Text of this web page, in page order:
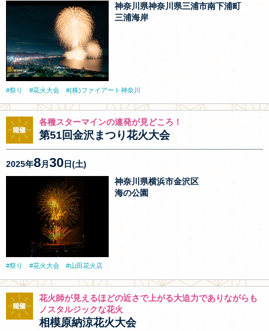
神奈川県神奈川県三浦市南下浦町
三浦海岸
祭り 花火大会 (株)ファイアート神奈川
各種スターマインの連発が見どころ！
第51回金沢まつり花火大会
2025年8月 30日(土)
神奈川県横浜市金沢区
海の公園
祭り 花火大会 山田花火店
花火師が見えるほどの近さで上がる大迫力でありながらも
ノスタルジックな花火
相模原納涼花火大会